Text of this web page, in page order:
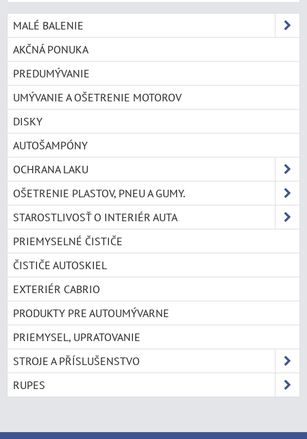
MALÉ BALENIE
AKČNÁ PONUKA
PREDUMÝVANIE
UMÝVANIE A OŠETRENIE MOTOROV
DISKY
AUTOŠAMPÓNY
OCHRANA LAKU
OŠETRENIE PLASTOV, PNEU A GUMY.
STAROSTLIVOSŤ O INTERIÉR AUTA
PRIEMYSELNÉ ČISTIČE
ČISTIČE AUTOSKIEL
EXTERIÉR CABRIO
PRODUKTY PRE AUTOUMÝVARNE
PRIEMYSEL, UPRATOVANIE
STROJE A PŘÍSLUŠENSTVO
RUPES